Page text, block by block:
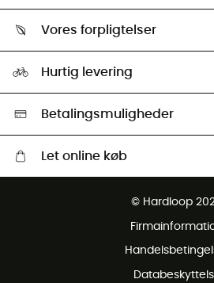
Returnering & Tilbagebetaling
Our ambassadors
Vores forpligtelser
Second hand
HardGreen Udvalg
Hurtig levering
Betalingsmuligheder
Let online køb
Gratis retur inden for 100 dage
© Hardloop